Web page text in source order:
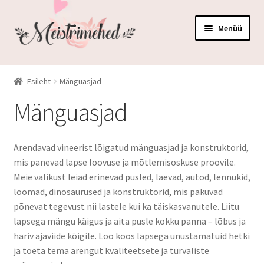
navigeerimisele
sisu
Menüü
Kõik tooted
Elutuppa ja kööki
Karbid ja korvid
Kruusid ja pudelid
Peod ja pulmad
Mänguasjad
Esileht Mänguasjad
Mänguasjad
Arendavad vineerist lõigatud mänguasjad ja konstruktorid,
mis panevad lapse loovuse ja mõtlemisoskuse proovile.
Meie valikust leiad erinevad pusled, laevad, autod, lennukid,
loomad, dinosaurused ja konstruktorid, mis pakuvad
põnevat tegevust nii lastele kui ka täiskasvanutele. Liitu
lapsega mängu käigus ja aita pusle kokku panna – lõbus ja
hariv ajaviide kõigile. Loo koos lapsega unustamatuid hetki
ja toeta tema arengut kvaliteetsete ja turvaliste